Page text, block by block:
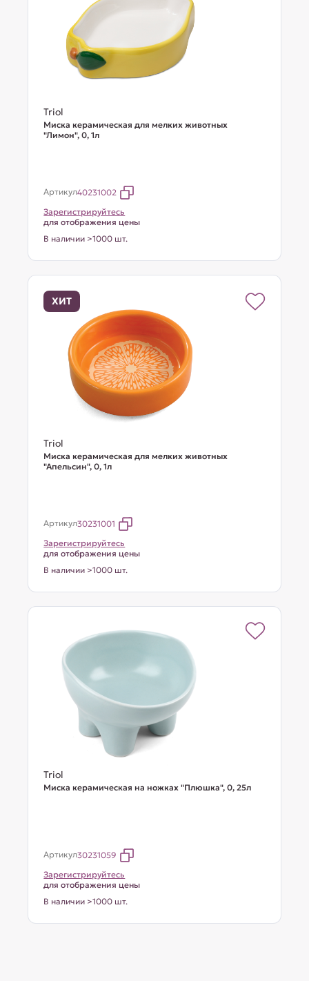
Triol
Миска керамическая для мелких животных
"Лимон", 0, 1л
Артикул40231002
Зарегистрируйтесь
для отображения цены
В наличии >1000 шт.
ХИТ
Triol
Миска керамическая для мелких животных
"Апельсин", 0, 1л
Артикул30231001
Зарегистрируйтесь
для отображения цены
В наличии >1000 шт.
Triol
Миска керамическая на ножках "Плюшка", 0, 25л
Артикул30231059
Зарегистрируйтесь
для отображения цены
В наличии >1000 шт.